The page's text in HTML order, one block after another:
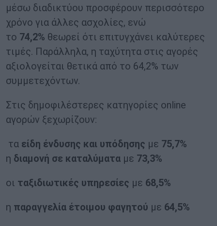
μέσω διαδικτύου προσφέρουν περισσότερο
χρόνο για άλλες ασχολίες, ενώ
το 74,2% θεωρεί ότι επιτυγχάνει καλύτερες
τιμές. Παράλληλα, η ταχύτητα στις αγορές
αξιολογείται θετικά από το 64,2% των
συμμετεχόντων.
Στις δημοφιλέστερες κατηγορίες online
αγορών ξεχωρίζουν:
τα είδη ένδυσης και υπόδησης με 75,7%
η διαμονή σε καταλύματα με 73,3%
οι ταξιδιωτικές υπηρεσίες με 68,5%
η παραγγελία έτοιμου φαγητού με 64,5%